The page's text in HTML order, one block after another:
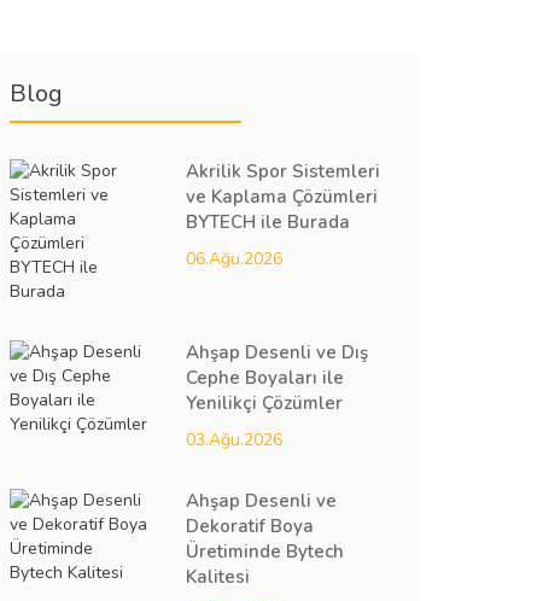
Blog
Akrilik Spor Sistemleri
ve Kaplama Çözümleri
BYTECH ile Burada
06.Ağu.2026
Ahşap Desenli ve Dış
Cephe Boyaları ile
Yenilikçi Çözümler
03.Ağu.2026
Ahşap Desenli ve
Dekoratif Boya
Üretiminde Bytech
Kalitesi